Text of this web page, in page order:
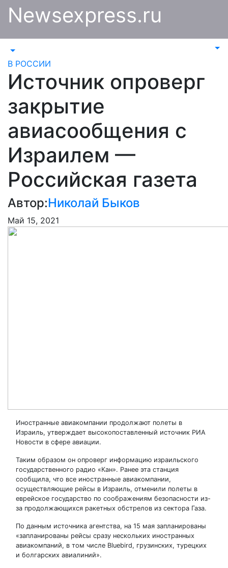
Перейти
Newsexpress.ru
В РОССИИ
Источник опроверг
закрытие
авиасообщения с
Израилем —
Российская газета
Автор:Николай Быков
Май 15, 2021
Иностранные авиакомпании продолжают полеты в
Израиль, утверждает высокопоставленный источник РИА
Новости в сфере авиации.
Таким образом он опроверг информацию израильского
государственного радио «Кан». Ранее эта станция
сообщила, что все иностранные авиакомпании,
осуществляющие рейсы в Израиль, отменили полеты в
еврейское государство по соображениям безопасности из-
за продолжающихся ракетных обстрелов из сектора Газа.
По данным источника агентства, на 15 мая запланированы
«запланированы рейсы сразу нескольких иностранных
авиакомпаний, в том числе Bluebird, грузинских, турецких
и болгарских авиалиний».